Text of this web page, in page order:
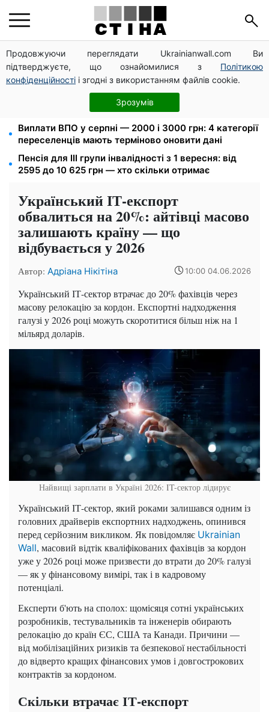
Продовжуючи переглядати Ukrainianwall.com Ви
підтверджуєте, що ознайомилися з Політикою
конфіденційності і згодні з використанням файлів cookie.
Зрозумів
172 940 грн захистять житло від арешту за
комуналку: з жовтня поріг — 432 тисячі
Новий знак на центральній вулиці: водіям
вантажівок заборонили зупинку — штраф до 680
Виплати ВПО у серпні — 2000 і 3000 грн: 4 категорії
переселенців мають терміново оновити дані
Пенсія для III групи інвалідності з 1 вересня: від
2595 до 10 625 грн — хто скільки отримає
Український ІТ-експорт
обвалиться на 20%: айтівці масово
залишають країну — що
відбувається у 2026
Автор: Адріана Нікітіна 10:00 04.06.2026
Український ІТ-сектор втрачає до 20% фахівців через
масову релокацію за кордон. Експортні надходження
галузі у 2026 році можуть скоротитися більш ніж на 1
мільярд доларів.
Найвищі зарплати в Україні 2026: IT-сектор лідирує
Український ІТ-сектор, який роками залишався одним із
головних драйверів експортних надходжень, опинився
перед серйозним викликом. Як повідомляє Ukrainian
Wall, масовий відтік кваліфікованих фахівців за кордон
уже у 2026 році може призвести до втрати до 20% галузі
— як у фінансовому вимірі, так і в кадровому
потенціалі.
Експерти б'ють на сполох: щомісяця сотні українських
розробників, тестувальників та інженерів обирають
релокацію до країн ЄС, США та Канади. Причини —
від мобілізаційних ризиків та безпекової нестабільності
до відверто кращих фінансових умов і довгострокових
контрактів за кордоном.
Скільки втрачає ІТ-експорт